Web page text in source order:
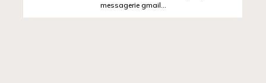
messagerie gmail…